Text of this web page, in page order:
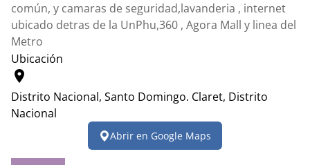
común, y camaras de seguridad,lavanderia , internet
ubicado detras de la UnPhu,360 , Agora Mall y linea del
Metro
Ubicación
location_on
Distrito Nacional, Santo Domingo. Claret, Distrito
Nacional
−
Abrir en Google Maps